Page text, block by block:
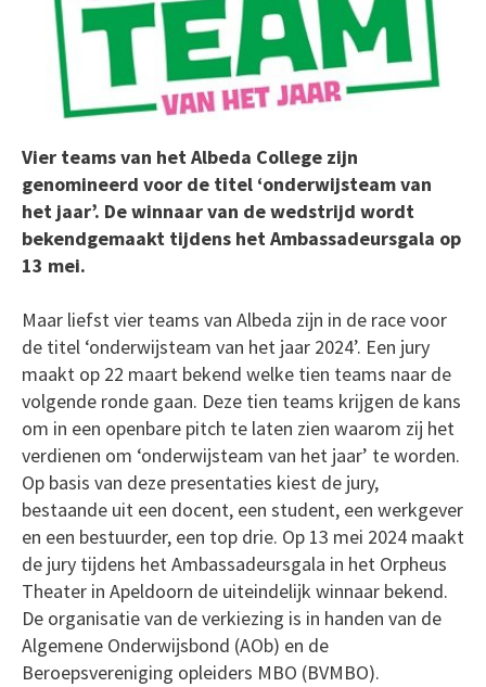
Vier teams van het Albeda College zijn
genomineerd voor de titel ‘onderwijsteam van
het jaar’. De winnaar van de wedstrijd wordt
bekendgemaakt tijdens het Ambassadeursgala op
13 mei.
Maar liefst vier teams van Albeda zijn in de race voor
de titel ‘onderwijsteam van het jaar 2024’. Een jury
maakt op 22 maart bekend welke tien teams naar de
volgende ronde gaan. Deze tien teams krijgen de kans
om in een openbare pitch te laten zien waarom zij het
verdienen om ‘onderwijsteam van het jaar’ te worden.
Op basis van deze presentaties kiest de jury,
bestaande uit een docent, een student, een werkgever
en een bestuurder, een top drie. Op 13 mei 2024 maakt
de jury tijdens het Ambassadeursgala in het Orpheus
Theater in Apeldoorn de uiteindelijk winnaar bekend.
De organisatie van de verkiezing is in handen van de
Algemene Onderwijsbond (AOb) en de
Beroepsvereniging opleiders MBO (BVMBO).